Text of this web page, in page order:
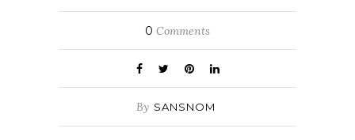
0 Comments
By SANSNOM